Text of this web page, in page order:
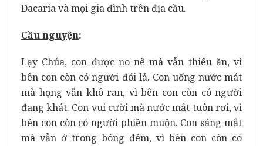
Dacaria và mọi gia đình trên địa cầu.
Cầu nguyện:
Lạy Chúa, con được no nê mà vẫn thiếu ăn, vì
bên con còn có người đói lả. Con uống nước mát
mà họng vẫn khô ran, vì bên con còn có người
đang khát. Con vui cười mà nước mắt tuôn rơi, vì
bên con còn có người phiền muộn. Con sáng mắt
mà vẫn ở trong bóng đêm, vì bên con còn có